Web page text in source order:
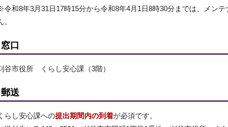
和8年3月31日17時15分から令和8年4月1日8時30分までは、メン
。
窓口
谷市役所 くらし安心課（3階）
郵送
らし安心課への提出期間内の到着が必須です。